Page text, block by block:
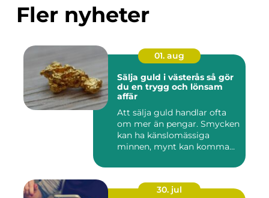
Fler nyheter
01. aug
Sälja guld i västerås så gör
du en trygg och lönsam
affär
Att sälja guld handlar ofta
om mer än pengar. Smycken
kan ha känslomässiga
minnen, mynt kan komma
30. jul